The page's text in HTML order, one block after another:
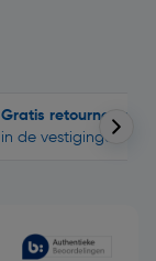
Gratis retourneren
in de vestigingen